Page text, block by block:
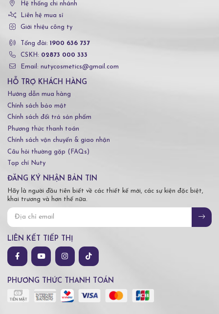
Hệ thống chi nhánh
Liên hệ mua sỉ
Giới thiệu công ty
Tổng đài: 1900 636 737
CSKH: 02873 000 333
Email: nutycosmetics@gmail.com
HỖ TRỢ KHÁCH HÀNG
Hướng dẫn mua hàng
Chính sách bảo mật
Chính sách đổi trả sản phẩm
Phương thức thanh toán
Chính sách vận chuyển & giao nhận
Câu hỏi thường gặp (FAQs)
Tạp chí Nuty
ĐĂNG KÝ NHẬN BẢN TIN
Hãy là người đầu tiên biết về các thiết kế mới, các sự kiện đặc biệt,
khai trương và hơn thế nữa.
LIÊN KẾT TIẾP THỊ
PHƯƠNG THỨC THANH TOÁN